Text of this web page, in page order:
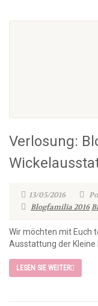
Verlosung:
13/05/2016
Blogfamilia 2016
Wir möchten mit Euch
Ausstattung der Kleine
LESEN SIE WEITER